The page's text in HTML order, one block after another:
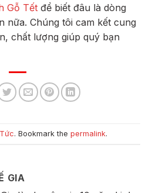
Gỗ Tết để biết đâu là dòng
nữa. Chúng tôi cam kết cung
chất lượng giúp quý bạn
. Bookmark the permalink.
GIA